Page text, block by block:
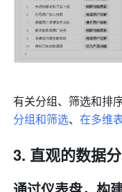
有关分组、筛选和排
分组和筛选、在多维
直观的数据